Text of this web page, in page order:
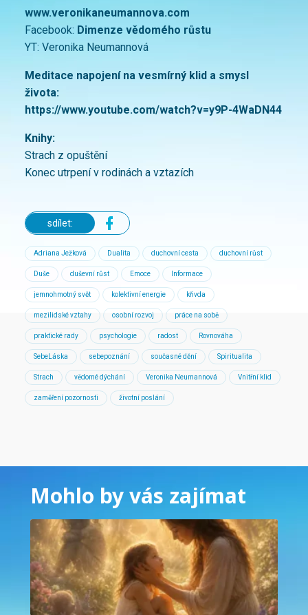
www.veronikaneumannova.com
Facebook: Dimenze vědomého růstu
YT: Veronika Neumannová
Meditace napojení na vesmírný klid a smysl
života:
https://www.youtube.com/watch?v=y9P-4WaDN44
Knihy:
Strach z opuštění
Konec utrpení v rodinách a vztazích
sdílet:
Adriana Ježková Dualita duchovní cesta duchovní růst
Duše duševní růst Emoce Informace
jemnohmotný svět kolektivní energie křivda
mezilidské vztahy osobní rozvoj práce na sobě
praktické rady psychologie radost Rovnováha
SebeLáska sebepoznání současné dění Spiritualita
Strach vědomé dýchání Veronika Neumannová Vnitřní klid
zaměření pozornosti životní poslání
Mohlo by vás zajímat